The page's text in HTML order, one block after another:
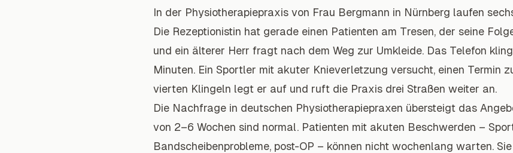
In der Physiotherapiepraxis von Frau Bergmann in Nürnberg laufen
Die Rezeptionistin hat gerade einen Patienten am Tresen, der seine
und ein älterer Herr fragt nach dem Weg zur Umkleide. Das Telefon
Minuten. Ein Sportler mit akuter Knieverletzung versucht, einen Termin
vierten Klingeln legt er auf und ruft die Praxis drei Straßen weiter an.
Die Nachfrage in deutschen Physiotherapiepraxen übersteigt das
von 2–6 Wochen sind normal. Patienten mit akuten Beschwerden –
Bandscheibenprobleme, post-OP – können nicht wochenlang warten.